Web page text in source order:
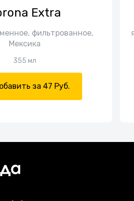
Extra
фильтрованное,
Мексика
355 мл
за 47 Руб.